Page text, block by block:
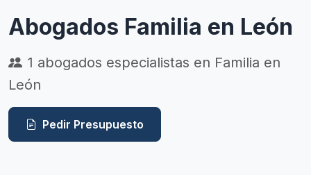
Abogados Familia en León
1 abogados especialistas en Familia en
León
Pedir Presupuesto